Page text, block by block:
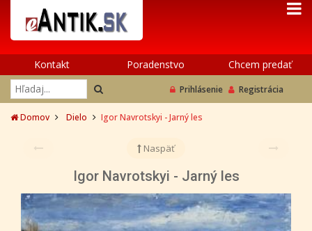
Kontakt Poradenstvo Chcem predať
Prihlásenie Registrácia
Domov Dielo Igor Navrotskyi - Jarný les
Naspäť
Igor Navrotskyi - Jarný les